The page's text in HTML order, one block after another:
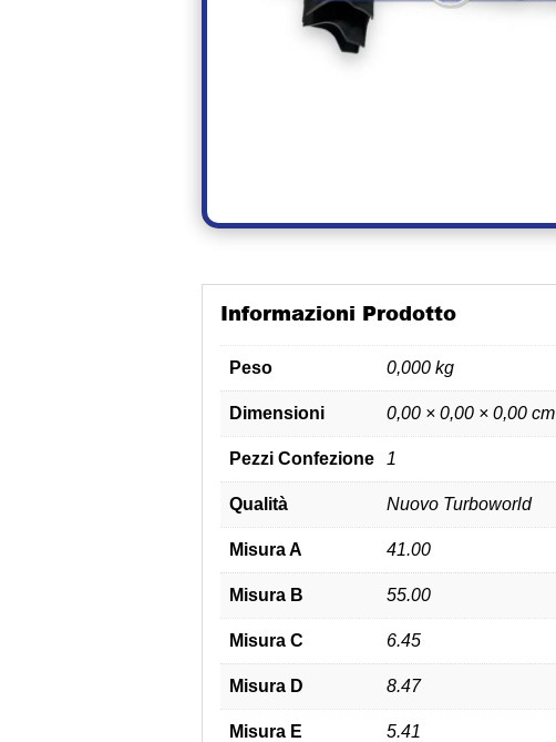
Informazioni Prodotto
Peso 0,000 kg
Dimensioni 0,00 × 0,00 × 0,00 cm
Pezzi Confezione 1
Qualità Nuovo Turboworld
Misura A 41.00
Misura B 55.00
Misura C 6.45
Misura D 8.47
Misura E 5.41